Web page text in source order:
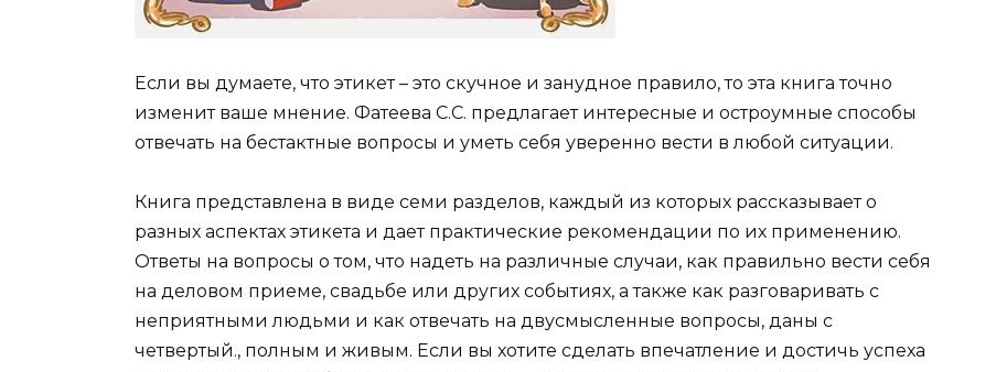
Если вы думаете, что этикет – это скучное и занудное правило, то эта книга точно
изменит ваше мнение. Фатеева С.С. предлагает интересные и остроумные способы
отвечать на бестактные вопросы и уметь себя уверенно вести в любой ситуации.
Книга представлена в виде семи разделов, каждый из которых рассказывает о
разных аспектах этикета и дает практические рекомендации по их применению.
Ответы на вопросы о том, что надеть на различные случаи, как правильно вести себя
на деловом приеме, свадьбе или других событиях, а также как разговаривать с
неприятными людьми и как отвечать на двусмысленные вопросы, даны с
четвертый., полным и живым. Если вы хотите сделать впечатление и достичь успеха